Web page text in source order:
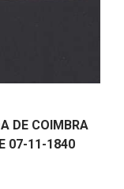
DE COIMBRA
07-11-1840